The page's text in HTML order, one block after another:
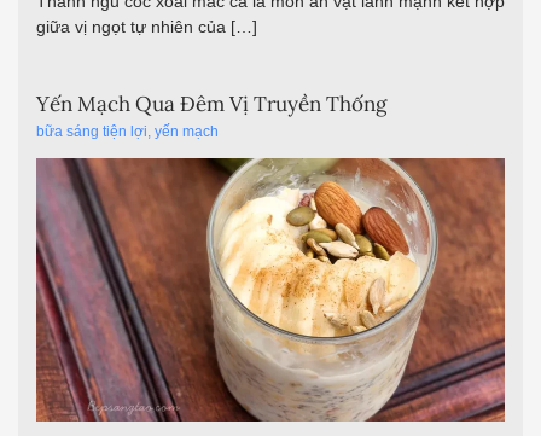
giữa vị ngọt tự nhiên của […]
Yến Mạch Qua Đêm Vị Truyền Thống
bữa sáng tiện lợi, yến mạch